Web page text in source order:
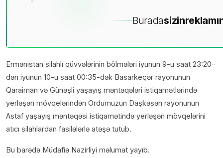
Buradasizin
Ermənistan silahlı qüvvələrinin bölmələri iyunun 9-u saat 23:20-
dən iyunun 10-u saat 00:35-dək Basarkeçər rayonunun
Qaraiman və Günəşli yaşayış məntəqələri istiqamətlərində
yerləşən mövqelərindən Ordumuzun Daşkəsən rayonunun
Astaf yaşayış məntəqəsi istiqamətində yerləşən mövqelərini
atıcı silahlardan fasilələrlə atəşə tutub.
Bu barədə Müdafiə Nazirliyi məlumat yayıb.